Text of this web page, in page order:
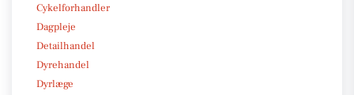
Cykelforhandler
Dagpleje
Detailhandel
Dyrehandel
Dyrlæge